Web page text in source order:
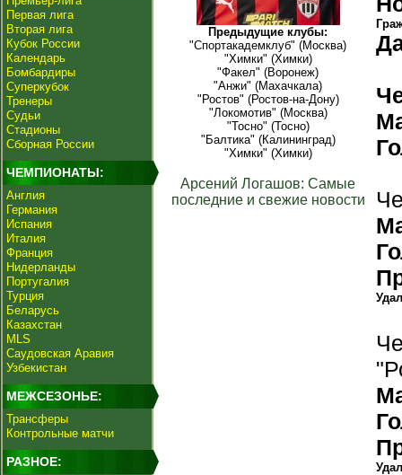
Первая лига
Вторая лига
Кубок России
Календарь
Бомбардиры
Суперкубок
Тренеры
Судьи
Стадионы
Сборная России
ЧЕМПИОНАТЫ:
Англия
Германия
Испания
Италия
Франция
Нидерланды
Португалия
Турция
Беларусь
Казахстан
MLS
Саудовская Аравия
Узбекистан
МЕЖСЕЗОНЬЕ:
Трансферы
Контрольные матчи
РАЗНОЕ:
Предыдущие клубы:
"Спортакадемклуб" (Москва)
"Химки" (Химки)
"Факел" (Воронеж)
"Анжи" (Махачкала)
"Ростов" (Ростов-на-Дону)
"Локомотив" (Москва)
"Тосно" (Тосно)
"Балтика" (Калининград)
"Химки" (Химки)
Арсений Логашов: Самые
последние и свежие новости